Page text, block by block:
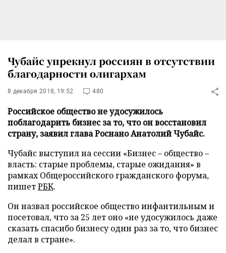
Чубайс упрекнул россиян в отсутствии
благодарности олигархам
8 декабря 2018, 19:52 480
Российское общество не удосужилось
поблагодарить бизнес за то, что он восстановил
страну, заявил глава Роснано Анатолий Чубайс.
Чубайс выступил на сессии «Бизнес – общество –
власть: старые проблемы, старые ожидания» в
рамках Общероссийского гражданского форума,
пишетРБК.
Он назвал российское общество инфантильным и
посетовал, что за 25 лет оно «не удосужилось даже
сказать спасибо бизнесу один раз за то, что бизнес
делал в стране».